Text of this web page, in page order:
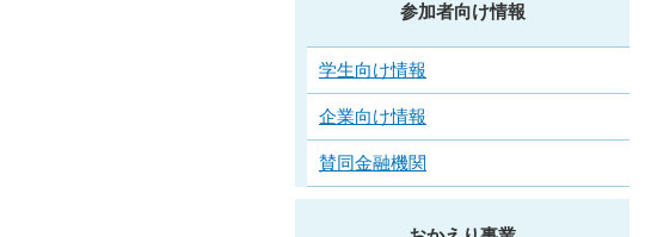
参加者向け情報
学生向け情報
企業向け情報
賛同金融機関